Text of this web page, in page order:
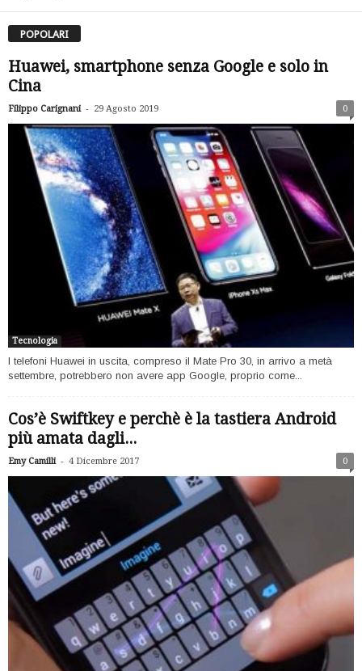
POPOLARI
Huawei, smartphone senza Google e solo in
Cina
Filippo Carignani - 29 Agosto 2019 0
Tecnologia
I telefoni Huawei in uscita, compreso il Mate Pro 30, in arrivo a metà
settembre, potrebbero non avere app Google, proprio come...
Cos’è Swiftkey e perchè è la tastiera Android
più amata dagli...
Emy Camilli - 4 Dicembre 2017 0